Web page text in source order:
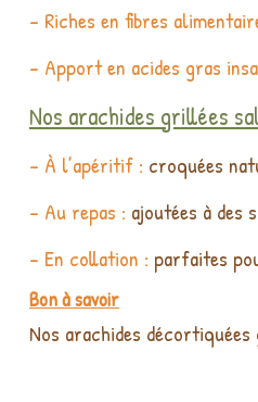
- Riches en fibres
- Apport en acides gras
Nos arachides grillées
- À l’apéritif : croquées
- Au repas : ajoutées à des
- En collation : parfaites
Bon à savoir
Nos arachides